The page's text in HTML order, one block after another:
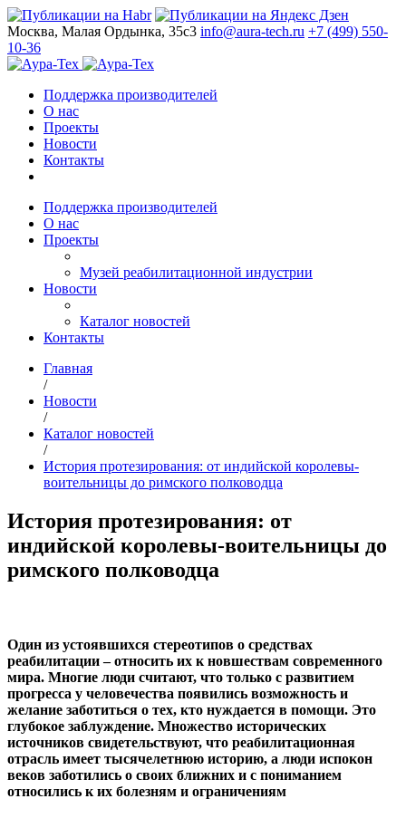
Москва, Малая Ордынка, 35с3 info@aura-tech.ru +7 (499) 550-
10-36
Поддержка производителей
О нас
Проекты
Новости
Контакты
Поддержка производителей
О нас
Проекты
Музей реабилитационной индустрии
Новости
Каталог новостей
Контакты
Главная
/
Новости
/
Каталог новостей
/
История протезирования: от индийской королевы-
воительницы до римского полководца
История протезирования: от
индийской королевы-воительницы до
римского полководца
Один из устоявшихся стереотипов о средствах
реабилитации – относить их к новшествам современного
мира. Многие люди считают, что только с развитием
прогресса у человечества появились возможность и
желание заботиться о тех, кто нуждается в помощи. Это
глубокое заблуждение. Множество исторических
источников свидетельствуют, что реабилитационная
отрасль имеет тысячелетнюю историю, а люди испокон
веков заботились о своих ближних и с пониманием
относились к их болезням и ограничениям